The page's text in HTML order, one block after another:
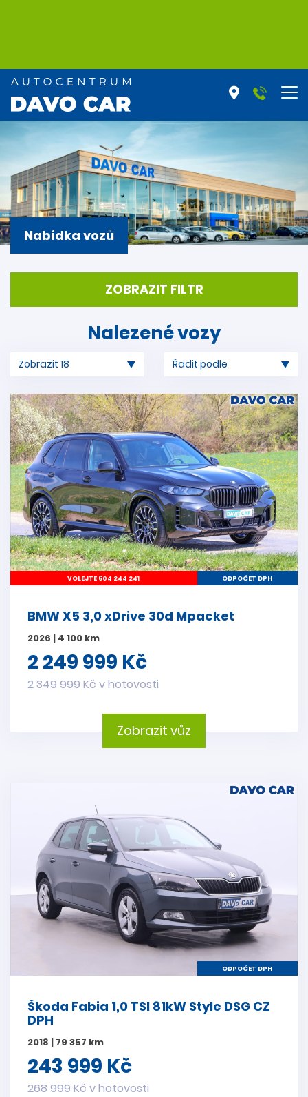
Nabídka vozů
ZOBRAZIT FILTR
Nalezené vozy
VOLEJTE 604 244 241 ODPOČET DPH
BMW X5 3,0 xDrive 30d Mpacket
2026 | 4 100 km
2 249 999 Kč
2 349 999 Kč v hotovosti
Zobrazit vůz
ODPOČET DPH
Škoda Fabia 1,0 TSI 81kW Style DSG CZ
DPH
2018 | 79 357 km
243 999 Kč
268 999 Kč v hotovosti